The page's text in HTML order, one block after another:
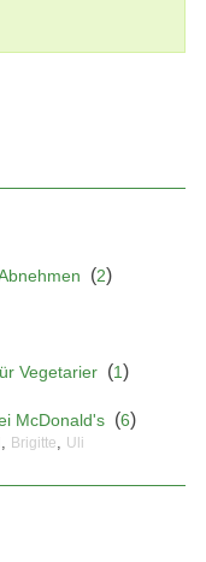
(2)
Vegetarier (1)
McDonald's (6)
, Brigitte, Uli